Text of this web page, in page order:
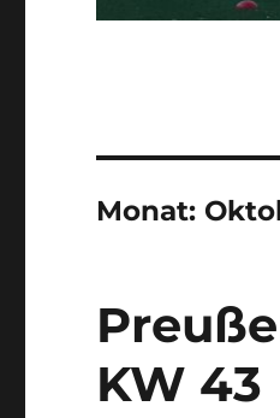
Monat:
KW 43